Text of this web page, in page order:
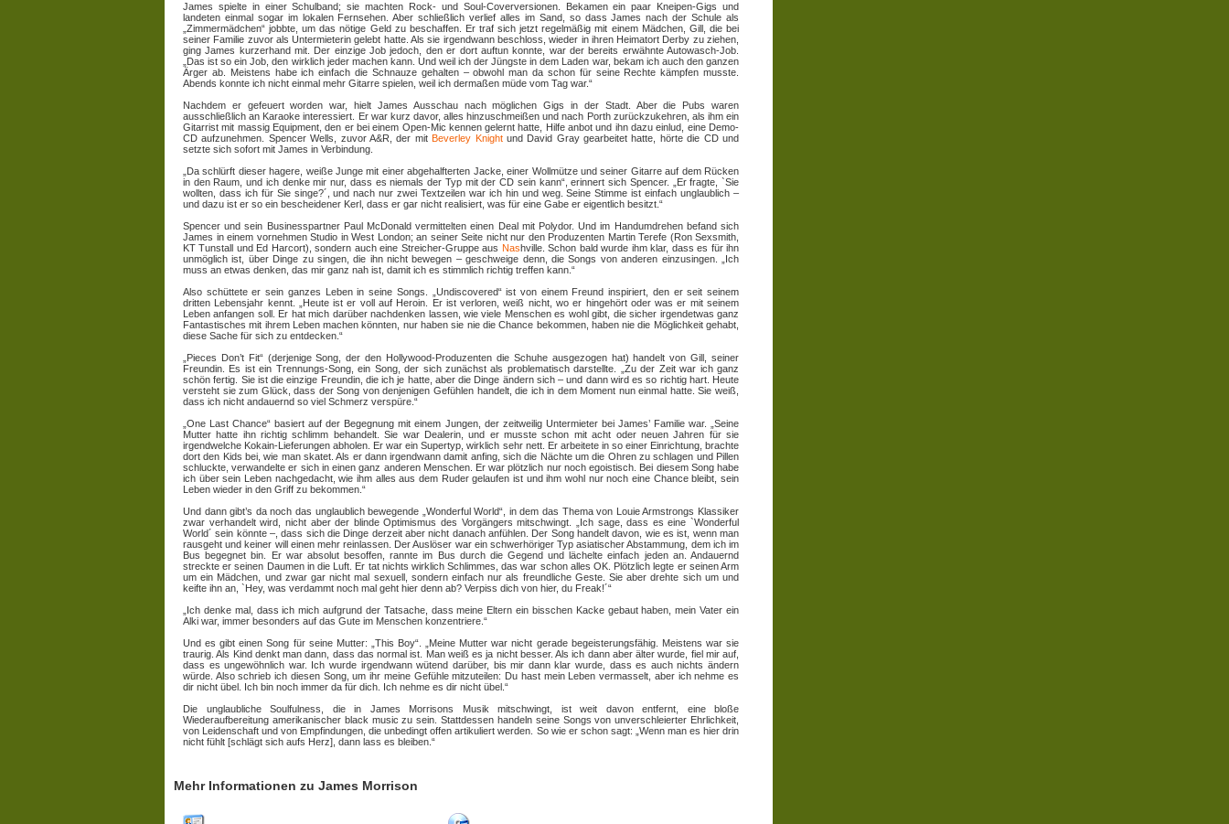
James spielte in einer Schulband; sie machten Rock- und Soul-Coverversionen. Bekamen ein paar Kneipen-Gigs und
landeten einmal sogar im lokalen Fernsehen. Aber schließlich verlief alles im Sand, so dass James nach der Schule als
„Zimmermädchen“ jobbte, um das nötige Geld zu beschaffen. Er traf sich jetzt regelmäßig mit einem Mädchen, Gill, die bei
seiner Familie zuvor als Untermieterin gelebt hatte. Als sie irgendwann beschloss, wieder in ihren Heimatort Derby zu ziehen,
ging James kurzerhand mit. Der einzige Job jedoch, den er dort auftun konnte, war der bereits erwähnte Autowasch-Job.
„Das ist so ein Job, den wirklich jeder machen kann. Und weil ich der Jüngste in dem Laden war, bekam ich auch den ganzen
Ärger ab. Meistens habe ich einfach die Schnauze gehalten – obwohl man da schon für seine Rechte kämpfen musste.
Abends konnte ich nicht einmal mehr Gitarre spielen, weil ich dermaßen müde vom Tag war.“
Nachdem er gefeuert worden war, hielt James Ausschau nach möglichen Gigs in der Stadt. Aber die Pubs waren
ausschließlich an Karaoke interessiert. Er war kurz davor, alles hinzuschmeißen und nach Porth zurückzukehren, als ihm ein
Gitarrist mit massig Equipment, den er bei einem Open-Mic kennen gelernt hatte, Hilfe anbot und ihn dazu einlud, eine Demo-
CD aufzunehmen. Spencer Wells, zuvor A&R, der mitBeverley Knightund David Gray gearbeitet hatte, hörte die CD und
setzte sich sofort mit James in Verbindung.
„Da schlürft dieser hagere, weiße Junge mit einer abgehalfterten Jacke, einer Wollmütze und seiner Gitarre auf dem Rücken
in den Raum, und ich denke mir nur, dass es niemals der Typ mit der CD sein kann“, erinnert sich Spencer. „Er fragte, `Sie
wollten, dass ich für Sie singe?´, und nach nur zwei Textzeilen war ich hin und weg. Seine Stimme ist einfach unglaublich –
und dazu ist er so ein bescheidener Kerl, dass er gar nicht realisiert, was für eine Gabe er eigentlich besitzt.“
Spencer und sein Businesspartner Paul McDonald vermittelten einen Deal mit Polydor. Und im Handumdrehen befand sich
James in einem vornehmen Studio in West London; an seiner Seite nicht nur den Produzenten Martin Terefe (Ron Sexsmith,
KT Tunstall und Ed Harcort), sondern auch eine Streicher-Gruppe aus Nashville. Schon bald wurde ihm klar, dass es für ihn
unmöglich ist, über Dinge zu singen, die ihn nicht bewegen – geschweige denn, die Songs von anderen einzusingen. „Ich
muss an etwas denken, das mir ganz nah ist, damit ich es stimmlich richtig treffen kann.“
Also schüttete er sein ganzes Leben in seine Songs. „Undiscovered“ ist von einem Freund inspiriert, den er seit seinem
dritten Lebensjahr kennt. „Heute ist er voll auf Heroin. Er ist verloren, weiß nicht, wo er hingehört oder was er mit seinem
Leben anfangen soll. Er hat mich darüber nachdenken lassen, wie viele Menschen es wohl gibt, die sicher irgendetwas ganz
Fantastisches mit ihrem Leben machen könnten, nur haben sie nie die Chance bekommen, haben nie die Möglichkeit gehabt,
diese Sache für sich zu entdecken.“
„Pieces Don’t Fit“ (derjenige Song, der den Hollywood-Produzenten die Schuhe ausgezogen hat) handelt von Gill, seiner
Freundin. Es ist ein Trennungs-Song, ein Song, der sich zunächst als problematisch darstellte. „Zu der Zeit war ich ganz
schön fertig. Sie ist die einzige Freundin, die ich je hatte, aber die Dinge ändern sich – und dann wird es so richtig hart. Heute
versteht sie zum Glück, dass der Song von denjenigen Gefühlen handelt, die ich in dem Moment nun einmal hatte. Sie weiß,
dass ich nicht andauernd so viel Schmerz verspüre.“
„One Last Chance“ basiert auf der Begegnung mit einem Jungen, der zeitweilig Untermieter bei James’ Familie war. „Seine
Mutter hatte ihn richtig schlimm behandelt. Sie war Dealerin, und er musste schon mit acht oder neuen Jahren für sie
irgendwelche Kokain-Lieferungen abholen. Er war ein Supertyp, wirklich sehr nett. Er arbeitete in so einer Einrichtung, brachte
dort den Kids bei, wie man skatet. Als er dann irgendwann damit anfing, sich die Nächte um die Ohren zu schlagen und Pillen
schluckte, verwandelte er sich in einen ganz anderen Menschen. Er war plötzlich nur noch egoistisch. Bei diesem Song habe
ich über sein Leben nachgedacht, wie ihm alles aus dem Ruder gelaufen ist und ihm wohl nur noch eine Chance bleibt, sein
Leben wieder in den Griff zu bekommen.“
Und dann gibt’s da noch das unglaublich bewegende „Wonderful World“, in dem das Thema von Louie Armstrongs Klassiker
zwar verhandelt wird, nicht aber der blinde Optimismus des Vorgängers mitschwingt. „Ich sage, dass es eine `Wonderful
World´ sein könnte –, dass sich die Dinge derzeit aber nicht danach anfühlen. Der Song handelt davon, wie es ist, wenn man
rausgeht und keiner will einen mehr reinlassen. Der Auslöser war ein schwerhöriger Typ asiatischer Abstammung, dem ich im
Bus begegnet bin. Er war absolut besoffen, rannte im Bus durch die Gegend und lächelte einfach jeden an. Andauernd
streckte er seinen Daumen in die Luft. Er tat nichts wirklich Schlimmes, das war schon alles OK. Plötzlich legte er seinen Arm
um ein Mädchen, und zwar gar nicht mal sexuell, sondern einfach nur als freundliche Geste. Sie aber drehte sich um und
keifte ihn an, `Hey, was verdammt noch mal geht hier denn ab? Verpiss dich von hier, du Freak!´“
„Ich denke mal, dass ich mich aufgrund der Tatsache, dass meine Eltern ein bisschen Kacke gebaut haben, mein Vater ein
Alki war, immer besonders auf das Gute im Menschen konzentriere.“
Und es gibt einen Song für seine Mutter: „This Boy“. „Meine Mutter war nicht gerade begeisterungsfähig. Meistens war sie
traurig. Als Kind denkt man dann, dass das normal ist. Man weiß es ja nicht besser. Als ich dann aber älter wurde, fiel mir auf,
dass es ungewöhnlich war. Ich wurde irgendwann wütend darüber, bis mir dann klar wurde, dass es auch nichts ändern
würde. Also schrieb ich diesen Song, um ihr meine Gefühle mitzuteilen: Du hast mein Leben vermasselt, aber ich nehme es
dir nicht übel. Ich bin noch immer da für dich. Ich nehme es dir nicht übel.“
Die unglaubliche Soulfulness, die in James Morrisons Musik mitschwingt, ist weit davon entfernt, eine bloße
Wiederaufbereitung amerikanischer black music zu sein. Stattdessen handeln seine Songs von unverschleierter Ehrlichkeit,
von Leidenschaft und von Empfindungen, die unbedingt offen artikuliert werden. So wie er schon sagt: „Wenn man es hier drin
nicht fühlt [schlägt sich aufs Herz], dann lass es bleiben.“
Mehr Informationen zu James Morrison